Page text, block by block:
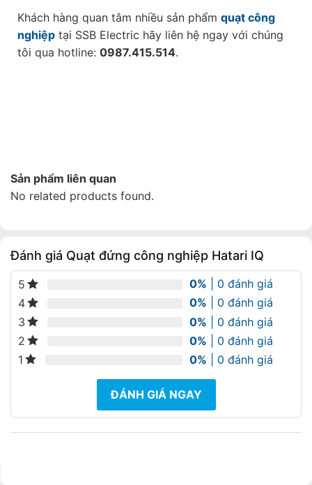
Khách hàng quan tâm nhiều sản phẩm quạt công
nghiệp tại SSB Electric hãy liên hệ ngay với chúng
tôi qua hotline: 0987.415.514.
Sản phẩm liên quan
No related products found.
Đánh giá Quạt đứng công nghiệp Hatari IQ
5 0% | 0 đánh giá
4
0% | 0 đánh giá
3
0% | 0 đánh giá
2
0% | 0 đánh giá
1
0% | 0 đánh giá
ĐÁNH GIÁ NGAY